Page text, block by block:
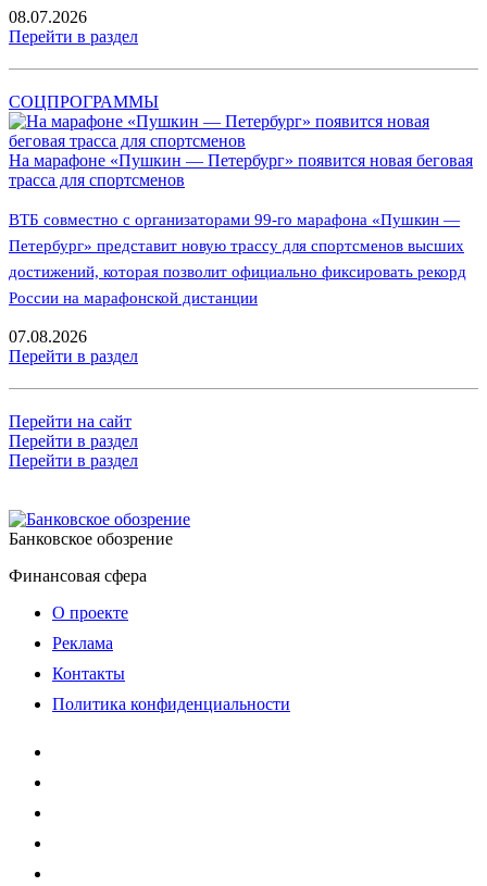
08.07.2026
Перейти в раздел
СОЦПРОГРАММЫ
На марафоне «Пушкин — Петербург» появится новая беговая
трасса для спортсменов
ВТБ совместно с организаторами 99-го марафона «Пушкин —
Петербург» представит новую трассу для спортсменов высших
достижений, которая позволит официально фиксировать рекорд
России на марафонской дистанции
07.08.2026
Перейти в раздел
Перейти на сайт
Перейти в раздел
Перейти в раздел
Банковское обозрение
Финансовая сфера
О проекте
Реклама
Контакты
Политика конфиденциальности